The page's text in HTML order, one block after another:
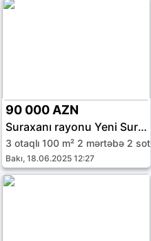
90 000 AZN
Suraxanı rayonu Yeni Suraxanı qəs.
3 otaqlı 100 m² 2 mərtəbə 2 sot
Bakı, 18.06.2025 12:27